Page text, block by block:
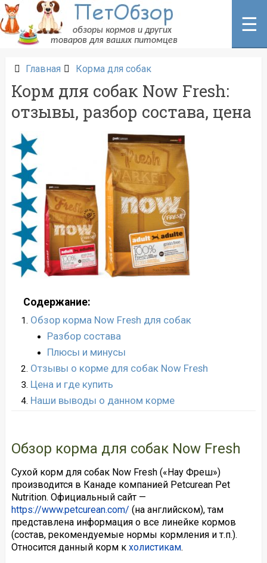
Перейти
к
содержанию
☰
Главная Корма для собак
Корм для собак Now Fresh:
отзывы, разбор состава, цена
Содержание:
Обзор корма Now Fresh для собак
Разбор состава
Плюсы и минусы
Отзывы о корме для собак Now Fresh
Цена и где купить
Наши выводы о данном корме
Обзор корма для собак Now Fresh
Сухой корм для собак Now Fresh («Нау Фреш»)
производится в Канаде компанией Petcurean Pet
Nutrition. Официальный сайт —
https://www.petcurean.com/ (на английском), там
представлена информация о все линейке кормов
(состав, рекомендуемые нормы кормления и т.п.).
Относится данный корм к холистикам.